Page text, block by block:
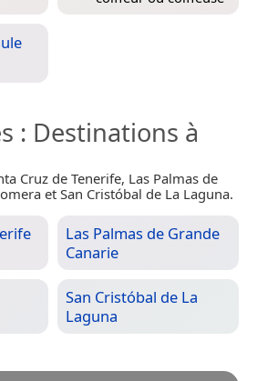
: Destinations à
Cruz de Tenerife, Las Palmas de
et San Cristóbal de La Laguna.
Las Palmas de Grande
Canarie
San Cristóbal de La
Laguna